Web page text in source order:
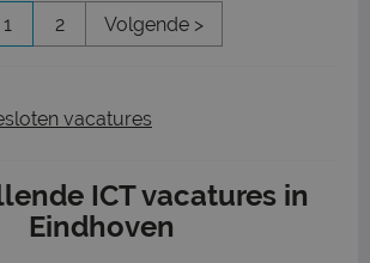
1 2 Volgende >
vacatures
ICT vacatures in
Eindhoven